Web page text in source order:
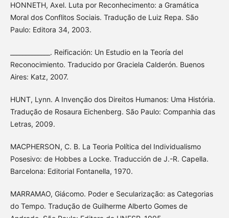
HONNETH, Axel. Luta por Reconhecimento: a Gramática
Moral dos Conflitos Sociais. Tradução de Luiz Repa. São
Paulo: Editora 34, 2003.
_____________. Reificación: Un Estudio en la Teoría del
Reconocimiento. Traducido por Graciela Calderón. Buenos
Aires: Katz, 2007.
HUNT, Lynn. A Invenção dos Direitos Humanos: Uma História.
Tradução de Rosaura Eichenberg. São Paulo: Companhia das
Letras, 2009.
MACPHERSON, C. B. La Teoria Política del Individualismo
Posesivo: de Hobbes a Locke. Traducción de J.-R. Capella.
Barcelona: Editorial Fontanella, 1970.
MARRAMAO, Giácomo. Poder e Secularização: as Categorias
do Tempo. Tradução de Guilherme Alberto Gomes de